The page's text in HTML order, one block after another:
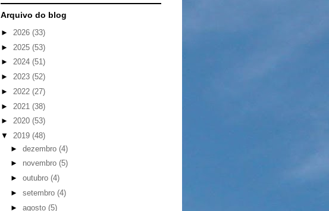
Arquivo do blog
► 2026 (33)
► 2025 (53)
► 2024 (51)
► 2023 (52)
► 2022 (27)
► 2021 (38)
► 2020 (53)
▼ 2019 (48)
► dezembro (4)
► novembro (5)
► outubro (4)
► setembro (4)
► agosto (5)